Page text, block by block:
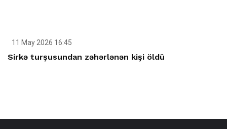
11 May 2026 16:45
Sirkə turşusundan zəhərlənən kişi öldü